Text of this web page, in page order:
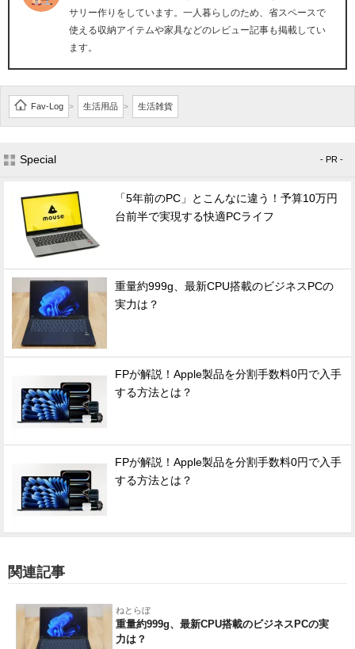
サリー作りをしています。一人暮らしのため、省スペースで
使える収納アイテムや家具などのレビュー記事も掲載してい
ます。
Fav-Log > 生活用品 > 生活雑貨
Special - PR -
「5年前のPC」とこんなに違う！予算10万円
台前半で実現する快適PCライフ
重量約999g、最新CPU搭載のビジネスPCの
実力は？
FPが解説！Apple製品を分割手数料0円で入手
する方法とは？
FPが解説！Apple製品を分割手数料0円で入手
する方法とは？
関連記事
ねとらぼ
重量約999g、最新CPU搭載のビジネスPCの実
力は？